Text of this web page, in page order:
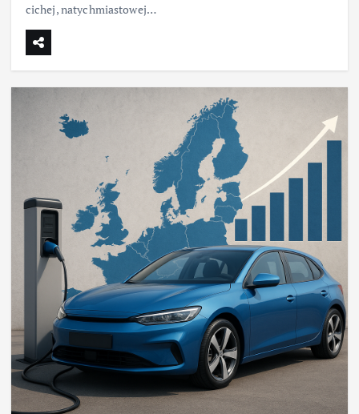
cichej, natychmiastowej…